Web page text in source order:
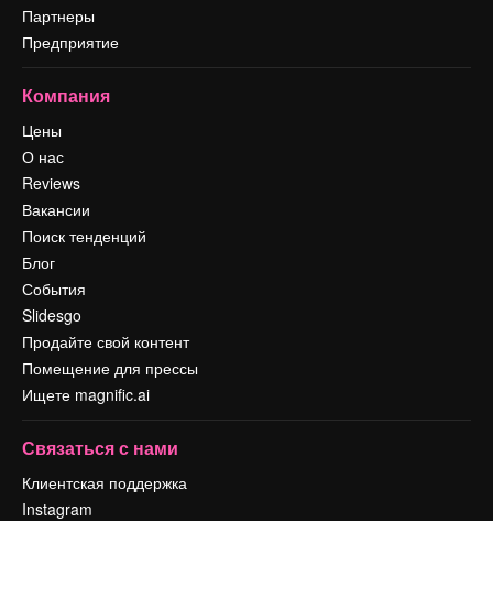
Партнеры
Предприятие
Компания
Цены
О нас
Reviews
Вакансии
Поиск тенденций
Блог
События
Slidesgo
Продайте свой контент
Помещение для прессы
Ищете magnific.ai
Связаться с нами
Клиентская поддержка
Instagram